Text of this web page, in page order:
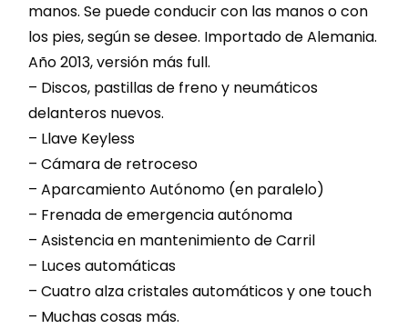
manos. Se puede conducir con las manos o con
los pies, según se desee. Importado de Alemania.
Año 2013, versión más full.
– Discos, pastillas de freno y neumáticos
delanteros nuevos.
– ⁠Llave Keyless
– ⁠Cámara de retroceso
– ⁠Aparcamiento Autónomo (en paralelo)
– ⁠Frenada de emergencia autónoma
– ⁠Asistencia en mantenimiento de Carril
– ⁠Luces automáticas
– ⁠Cuatro alza cristales automáticos y one touch
– Muchas cosas más.